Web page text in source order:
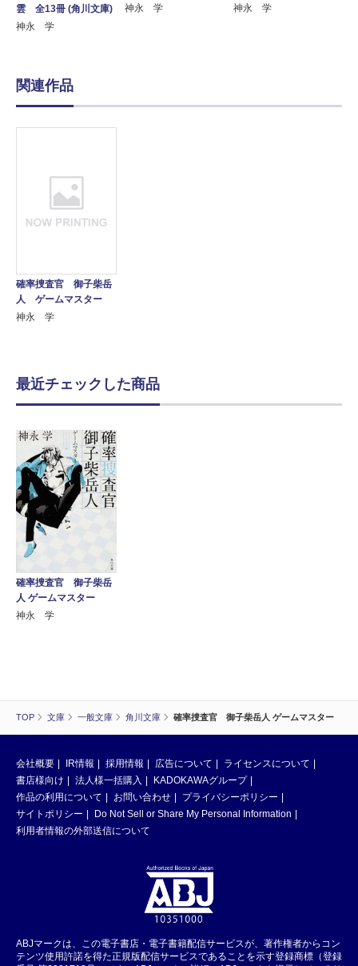
TOP 文庫 一般文庫 角川文庫 確率捜査官 御子柴岳人 ゲームマスター
雲 全13冊 (角川文庫)
神永 学
神永 学
神永 学
関連作品
確率捜査官 御子柴岳
人 ゲームマスター
神永 学
最近チェックした商品
確率捜査官 御子柴岳
人 ゲームマスター
神永 学
会社概要 IR情報 採用情報 広告について
ライセンスについて
書店様向け
法人様一括購入
KADOKAWAグループ
作品の利用について
お問い合わせ
プライバシーポリシー
サイトポリシー
Do Not Sell or Share My Personal Information
利用者情報の外部送信について
ABJマークは、この電子書店・電子書籍配信サービスが、著作権者からコン
テンツ使用許諾を得た正規版配信サービスであることを示す登録商標（登録